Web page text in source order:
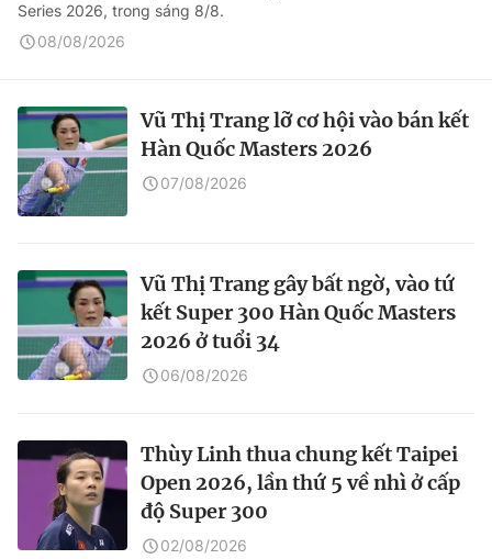
Series 2026, trong sáng 8/8.
08/08/2026
Vũ Thị Trang lỡ cơ hội vào bán kết
Hàn Quốc Masters 2026
07/08/2026
Vũ Thị Trang gây bất ngờ, vào tứ
kết Super 300 Hàn Quốc Masters
2026 ở tuổi 34
06/08/2026
Thùy Linh thua chung kết Taipei
Open 2026, lần thứ 5 về nhì ở cấp
độ Super 300
02/08/2026